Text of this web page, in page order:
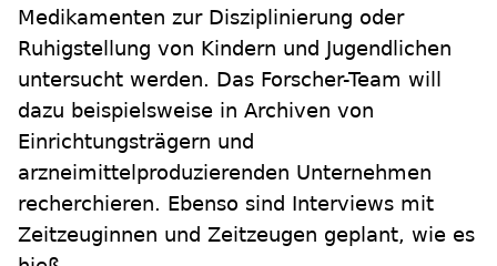
Medikamenten zur Disziplinierung oder
Ruhigstellung von Kindern und Jugendlichen
untersucht werden. Das Forscher-Team will
dazu beispielsweise in Archiven von
Einrichtungsträgern und
arzneimittelproduzierenden Unternehmen
recherchieren. Ebenso sind Interviews mit
Zeitzeuginnen und Zeitzeugen geplant, wie es